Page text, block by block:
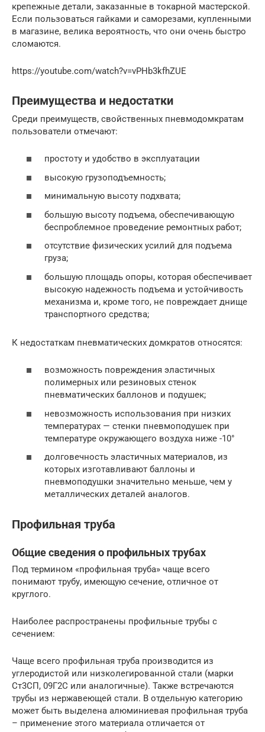
крепежные детали, заказанные в токарной мастерской.
Если пользоваться гайками и саморезами, купленными
в магазине, велика вероятность, что они очень быстро
сломаются.
https://youtube.com/watch?v=vPHb3kfhZUE
Преимущества и недостатки
Среди преимуществ, свойственных пневмодомкратам
пользователи отмечают:
простоту и удобство в эксплуатации
высокую грузоподъемность;
минимальную высоту подхвата;
большую высоту подъема, обеспечивающую
беспроблемное проведение ремонтных работ;
отсутствие физических усилий для подъема
груза;
большую площадь опоры, которая обеспечивает
высокую надежность подъема и устойчивость
механизма и, кроме того, не повреждает днище
транспортного средства;
К недостаткам пневматических домкратов относятся:
возможность повреждения эластичных
полимерных или резиновых стенок
пневматических баллонов и подушек;
невозможность использования при низких
температурах — стенки пневмоподушек при
температуре окружающего воздуха ниже -10°
долговечность эластичных материалов, из
которых изготавливают баллоны и
пневмоподушки значительно меньше, чем у
металлических деталей аналогов.
Профильная труба
Общие сведения о профильных трубах
Под термином «профильная труба» чаще всего
понимают трубу, имеющую сечение, отличное от
круглого.
Наиболее распространены профильные трубы с
сечением:
Чаще всего профильная труба производится из
углеродистой или низколегированной стали (марки
Ст3СП, 09Г2С или аналогичные). Также встречаются
трубы из нержавеющей стали. В отдельную категорию
может быть выделена алюминиевая профильная труба
– применение этого материала отличается от